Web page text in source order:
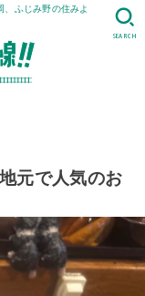
、ふじみ野の住みよ
SEARCH
元で人気のお